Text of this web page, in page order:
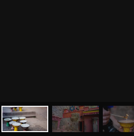
МЕНЮ О НАС МАГАЗИН